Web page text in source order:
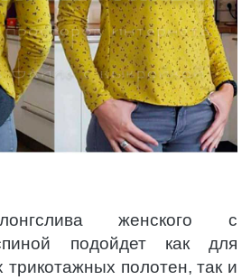
женского с
подойдет как для
трикотажных полотен, так и